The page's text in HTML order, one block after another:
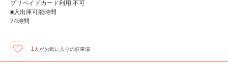
プリペイドカード利用:不可
■入出庫可能時間
24時間
1 人がお気に入りの駐車場